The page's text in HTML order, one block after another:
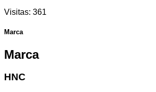
Visitas: 361
Marca
Marca
HNC